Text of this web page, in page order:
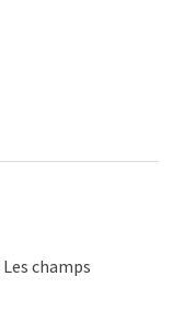
Les champs